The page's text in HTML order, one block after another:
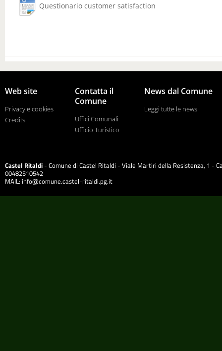
Questionario customer satisfaction
Web site
Privacy e cookies
Credits
Contatta il
Comune
Uffici Comunali
Ufficio Turistico
News dal Comune
Leggi tutte le news
Castel Ritaldi- Comune di Castel Ritaldi - Viale Martiri della Resistenza, 1 -
00482510542
MAIL: info@comune.castel-ritaldi.pg.it